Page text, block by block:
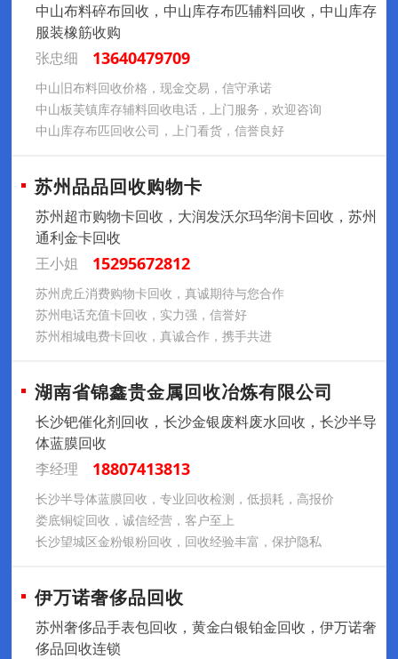
中山布料碎布回收，中山库存布匹辅料回收，中山库存
服装橡筋收购
张忠细
13640479709
中山旧布料回收价格，现金交易，信守承诺
中山板芙镇库存辅料回收电话，上门服务，欢迎咨询
中山库存布匹回收公司，上门看货，信誉良好
苏州品品回收购物卡
苏州超市购物卡回收，大润发沃尔玛华润卡回收，苏州
通利金卡回收
王小姐
15295672812
苏州虎丘消费购物卡回收，真诚期待与您合作
苏州电话充值卡回收，实力强，信誉好
苏州相城电费卡回收，真诚合作，携手共进
湖南省锦鑫贵金属回收冶炼有限公司
长沙钯催化剂回收，长沙金银废料废水回收，长沙半导
体蓝膜回收
李经理
18807413813
长沙半导体蓝膜回收，专业回收检测，低损耗，高报价
娄底铜锭回收，诚信经营，客户至上
长沙望城区金粉银粉回收，回收经验丰富，保护隐私
伊万诺奢侈品回收
苏州奢侈品手表包回收，黄金白银铂金回收，伊万诺奢
侈品回收连锁